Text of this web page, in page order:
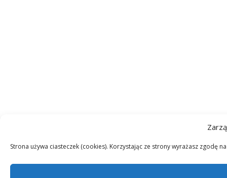
Strona używa ciasteczek (cookies). Korzystając ze strony wyrażasz zgodę